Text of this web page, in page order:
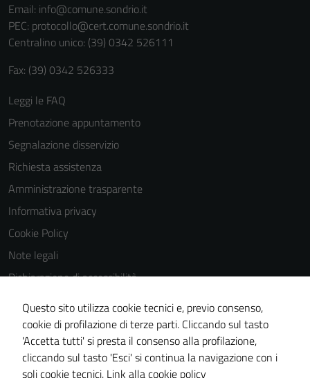
Email: info@comune.sondrio.it
PEC: protocollo@cert.comune.sondrio.it
Centralino unico: (39) 0342 526111
Fax: (39) 0342 526333
Leggi le FAQ
Prenotazione appuntamento
Segnalazione disservizio
Richiesta assistenza
Amministrazione trasparente
Informativa privacy
Cookie Policy
Note legali
Dichiarazione di accessibilità
Dichiarazione di accessibilità Servizi
Whistleblowing
Piano di miglioramento del sito
Area riservata
Questo sito utilizza cookie tecnici e, previo consenso,
cookie di profilazione di terze parti. Cliccando sul tasto
'Accetta tutti' si presta il consenso alla profilazione,
cliccando sul tasto 'Esci' si continua la navigazione con i
soli cookie tecnici. Link alla cookie policy